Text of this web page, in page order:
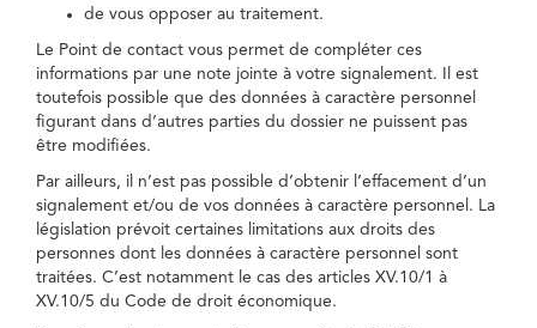
de vous opposer au traitement.
Le Point de contact vous permet de compléter ces
informations par une note jointe à votre signalement. Il est
toutefois possible que des données à caractère personnel
figurant dans d’autres parties du dossier ne puissent pas
être modifiées.
Par ailleurs, il n’est pas possible d’obtenir l’effacement d’un
signalement et/ou de vos données à caractère personnel. La
législation prévoit certaines limitations aux droits des
personnes dont les données à caractère personnel sont
traitées. C’est notamment le cas des articles XV.10/1 à
XV.10/5 du Code de droit économique.